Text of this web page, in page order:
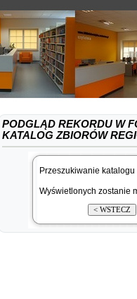
PODGLĄD REKORDU W
KATALOG ZBIORÓW
Przeszukiwanie
Wyświetlonych zostanie